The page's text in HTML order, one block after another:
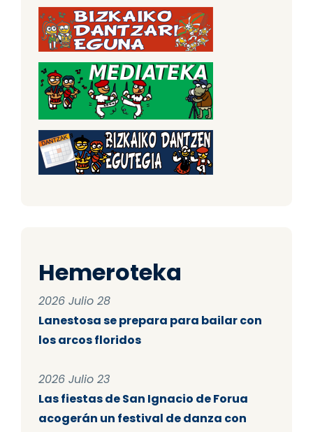
Hemeroteka
2026 Julio 28
Lanestosa se prepara para bailar con
los arcos floridos
2026 Julio 23
Las fiestas de San Ignacio de Forua
acogerán un festival de danza con